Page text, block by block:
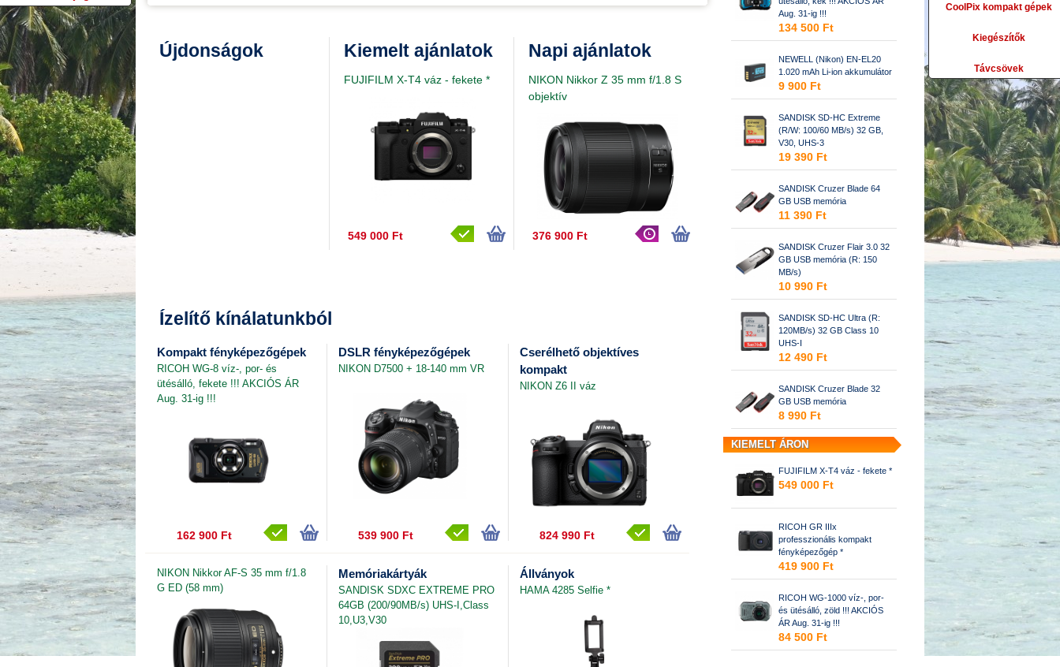
CoolPix kompakt gépek
Kiegészítők
Távcsövek
Újdonságok Kiemelt ajánlatok
FUJIFILM X-T4 váz - fekete *
549 000 Ft
Napi ajánlatok
NIKON Nikkor Z 35 mm f/1.8 S
objektív
376 900 Ft
Ízelítő kínálatunkból
Kompakt fényképezőgépek
RICOH WG-8 víz-, por- és
ütésálló, fekete !!! AKCIÓS ÁR
Aug. 31-ig !!!
162 900 Ft
DSLR fényképezőgépek
NIKON D7500 + 18-140 mm VR
539 900 Ft
Cserélhető objektíves
kompakt
NIKON Z6 II váz
824 990 Ft
NIKON Nikkor AF-S 35 mm f/1.8
G ED (58 mm)
Memóriakártyák
SANDISK SDXC EXTREME PRO
64GB (200/90MB/s) UHS-I,Class
10,U3,V30
Állványok
HAMA 4285 Selfie *
Aug. 31-ig !!!
134 500 Ft
NEWELL (Nikon) EN-EL20
1.020 mAh Li-ion akkumulátor
9 900 Ft
SANDISK SD-HC Extreme
(R/W: 100/60 MB/s) 32 GB,
V30, UHS-3
19 390 Ft
SANDISK Cruzer Blade 64
GB USB memória
11 390 Ft
SANDISK Cruzer Flair 3.0 32
GB USB memória (R: 150
MB/s)
10 990 Ft
SANDISK SD-HC Ultra (R:
120MB/s) 32 GB Class 10
UHS-I
12 490 Ft
SANDISK Cruzer Blade 32
GB USB memória
8 990 Ft
KIEMELT ÁRON
FUJIFILM X-T4 váz - fekete *
549 000 Ft
RICOH GR IIIx
professzionális kompakt
fényképezőgép *
419 900 Ft
RICOH WG-1000 víz-, por-
és ütésálló, zöld !!! AKCIÓS
ÁR Aug. 31-ig !!!
84 500 Ft